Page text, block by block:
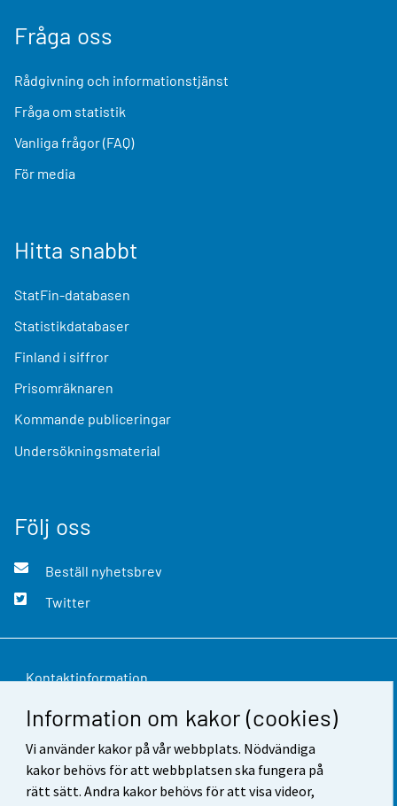
Information om kakor (cookies)
Vi använder kakor på vår webbplats. Nödvändiga
kakor behövs för att webbplatsen ska fungera på
rätt sätt. Andra kakor behövs för att visa videor,
Fråga oss
Rådgivning och informationstjänst
Fråga om statistik
Vanliga frågor (FAQ)
För media
Hitta snabbt
StatFin-databasen
Statistikdatabaser
Finland i siffror
Prisomräknaren
Kommande publiceringar
Undersökningsmaterial
Följ oss
Beställ nyhetsbrev
Twitter
Kontaktinformation
Respons
Användarvillkor
Dataskydd